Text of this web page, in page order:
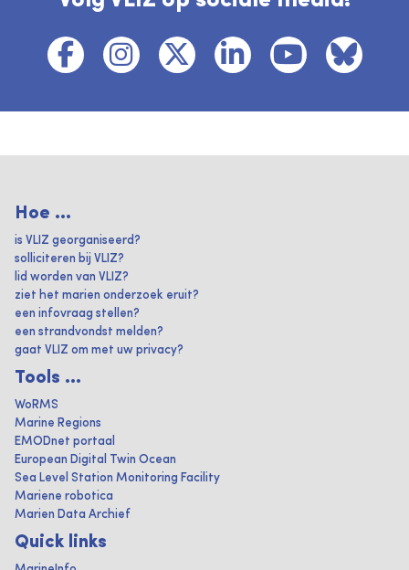
Hoe ...
is VLIZ georganiseerd?
solliciteren bij VLIZ?
lid worden van VLIZ?
ziet het marien onderzoek eruit?
een infovraag stellen?
een strandvondst melden?
gaat VLIZ om met uw privacy?
Tools ...
WoRMS
Marine Regions
EMODnet portaal
European Digital Twin Ocean
Sea Level Station Monitoring Facility
Mariene robotica
Marien Data Archief
Quick links